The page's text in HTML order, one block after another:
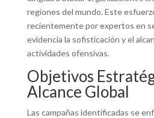
regiones del mundo. Este
recientemente por expertos en
evidencia la sofisticación y el
actividades ofensivas.
Objetivos
Alcance Global
Las campañas identificadas se